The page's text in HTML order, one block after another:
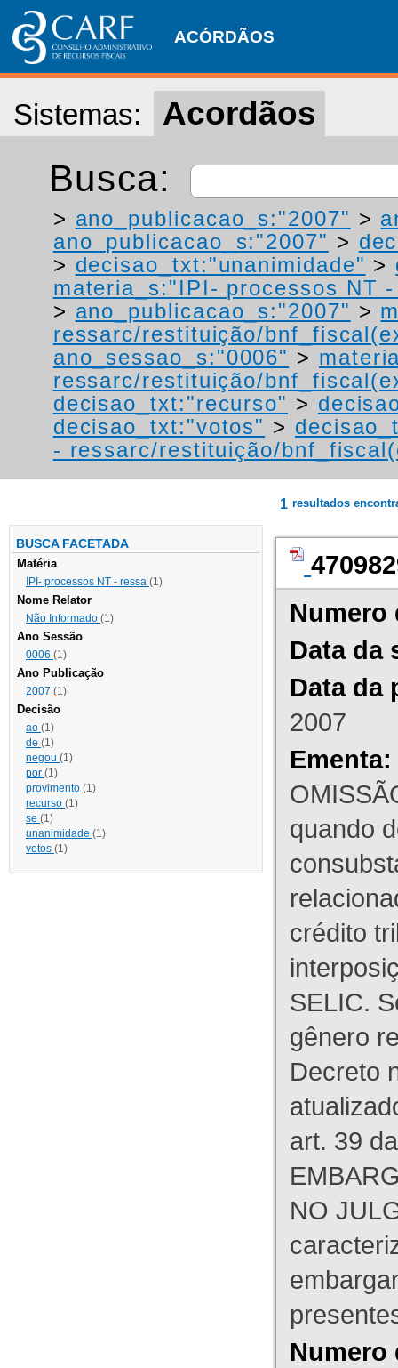
ACÓRDÃOS
Sistemas: Acordãos
Busca:
> ano_publicacao_s:"2007" >
ano_publicacao_s:"2007" >
> decisao_txt:"unanimidade" >
materia_s:"IPI- processos NT
> ano_publicacao_s:"2007" >
ressarc/restituição/
ano_sessao_s:"0006" >
ressarc/restituição/
decisao_txt:"recurso" >
decisao_txt:"votos" >
- ressarc/restituição/
BUSCA FACETADA
Matéria
IPI- processos NT - ressa (1)
Nome Relator
Não Informado (1)
Ano Sessão
0006 (1)
Ano Publicação
2007 (1)
Decisão
ao (1)
de (1)
negou (1)
por (1)
provimento (1)
recurso (1)
se (1)
unanimidade (1)
votos (1)
1 resultados
Numero
Data da
Data da
2007
Ementa:
quando
crédito
SELIC.
gênero
Decreto
art. 39
NO
Numero